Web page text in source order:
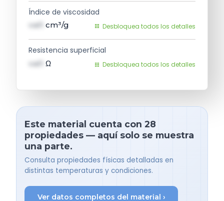
Índice de viscosidad
val1 cm³/g Desbloquea todos los detalles
Resistencia superficial
val1 Ω Desbloquea todos los detalles
Este material cuenta con 28
propiedades — aquí solo se muestra
una parte.
Consulta propiedades físicas detalladas en
distintas temperaturas y condiciones.
Ver datos completos del material ›